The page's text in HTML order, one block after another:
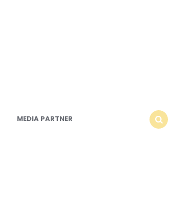
MEDIA PARTNER